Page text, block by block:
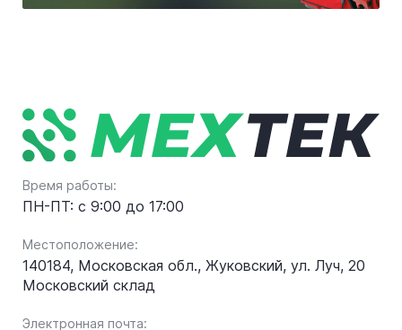
Время работы:
ПН-ПТ: с 9:00 до 17:00
Местоположение:
140184, Московская обл., Жуковский, ул. Луч, 20
Московский склад
Электронная почта: